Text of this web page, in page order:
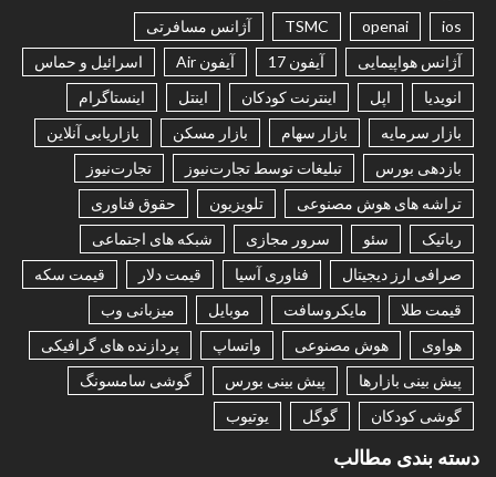
ios
openai
TSMC
آژانس مسافرتی
آژانس هواپیمایی
آیفون 17 آیفون Air
اسرائیل و حماس
انویدیا
اپل اینترنت کودکان اینتل
اینستاگرام
بازار سرمایه
بازار سهام بازار مسکن
بازاریابی آنلاین
بازدهی بورس
تبلیغات توسط تجارت‌نیوز
تجارت‌نیوز
تراشه های هوش مصنوعی
تلویزیون
حقوق فناوری
رباتیک
سئو سرور مجازی
شبکه های اجتماعی
صرافی ارز دیجیتال
فناوری آسیا قیمت دلار
قیمت سکه
قیمت طلا
مایکروسافت موبایل
میزبانی وب
هواوی
هوش مصنوعی واتساپ
پردازنده های گرافیکی
پیش بینی بازارها
پیش بینی بورس
گوشی سامسونگ
گوشی کودکان
گوگل یوتیوب
دسته بندی مطالب